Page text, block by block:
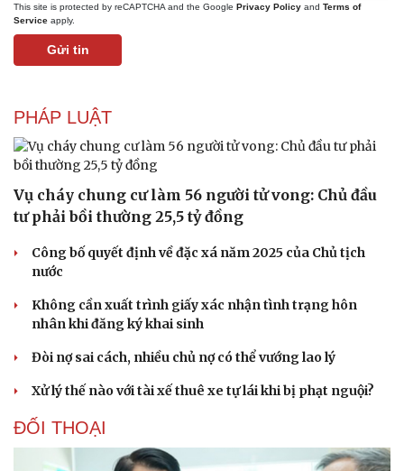
Phòng mạch online
Ăn sạch sống khỏe
Văn hóa
Sân khấu - Điện ảnh
Nghệ sĩ
This site is protected by reCAPTCHA and the Google Privacy Policy and Terms of
Service apply.
Gửi tin
PHÁP LUẬT
Vụ cháy chung cư làm 56 người tử vong: Chủ đầu
tư phải bồi thường 25,5 tỷ đồng
Công bố quyết định về đặc xá năm 2025 của Chủ tịch
nước
Không cần xuất trình giấy xác nhận tình trạng hôn
nhân khi đăng ký khai sinh
Đòi nợ sai cách, nhiều chủ nợ có thể vướng lao lý
Xử lý thế nào với tài xế thuê xe tự lái khi bị phạt nguội?
ĐỐI THOẠI